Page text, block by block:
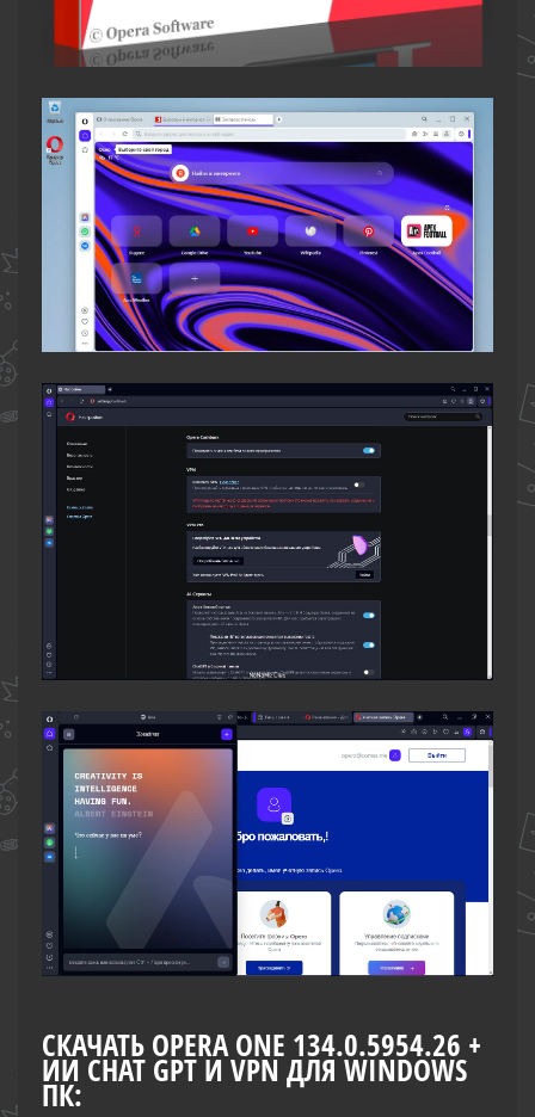
СКАЧАТЬ OPERA ONE 134.0.5954.26 +
ИИ CHAT GPT И VPN ДЛЯ WINDOWS
ПК: